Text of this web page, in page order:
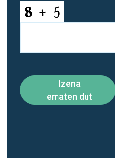
Izena
ematen dut